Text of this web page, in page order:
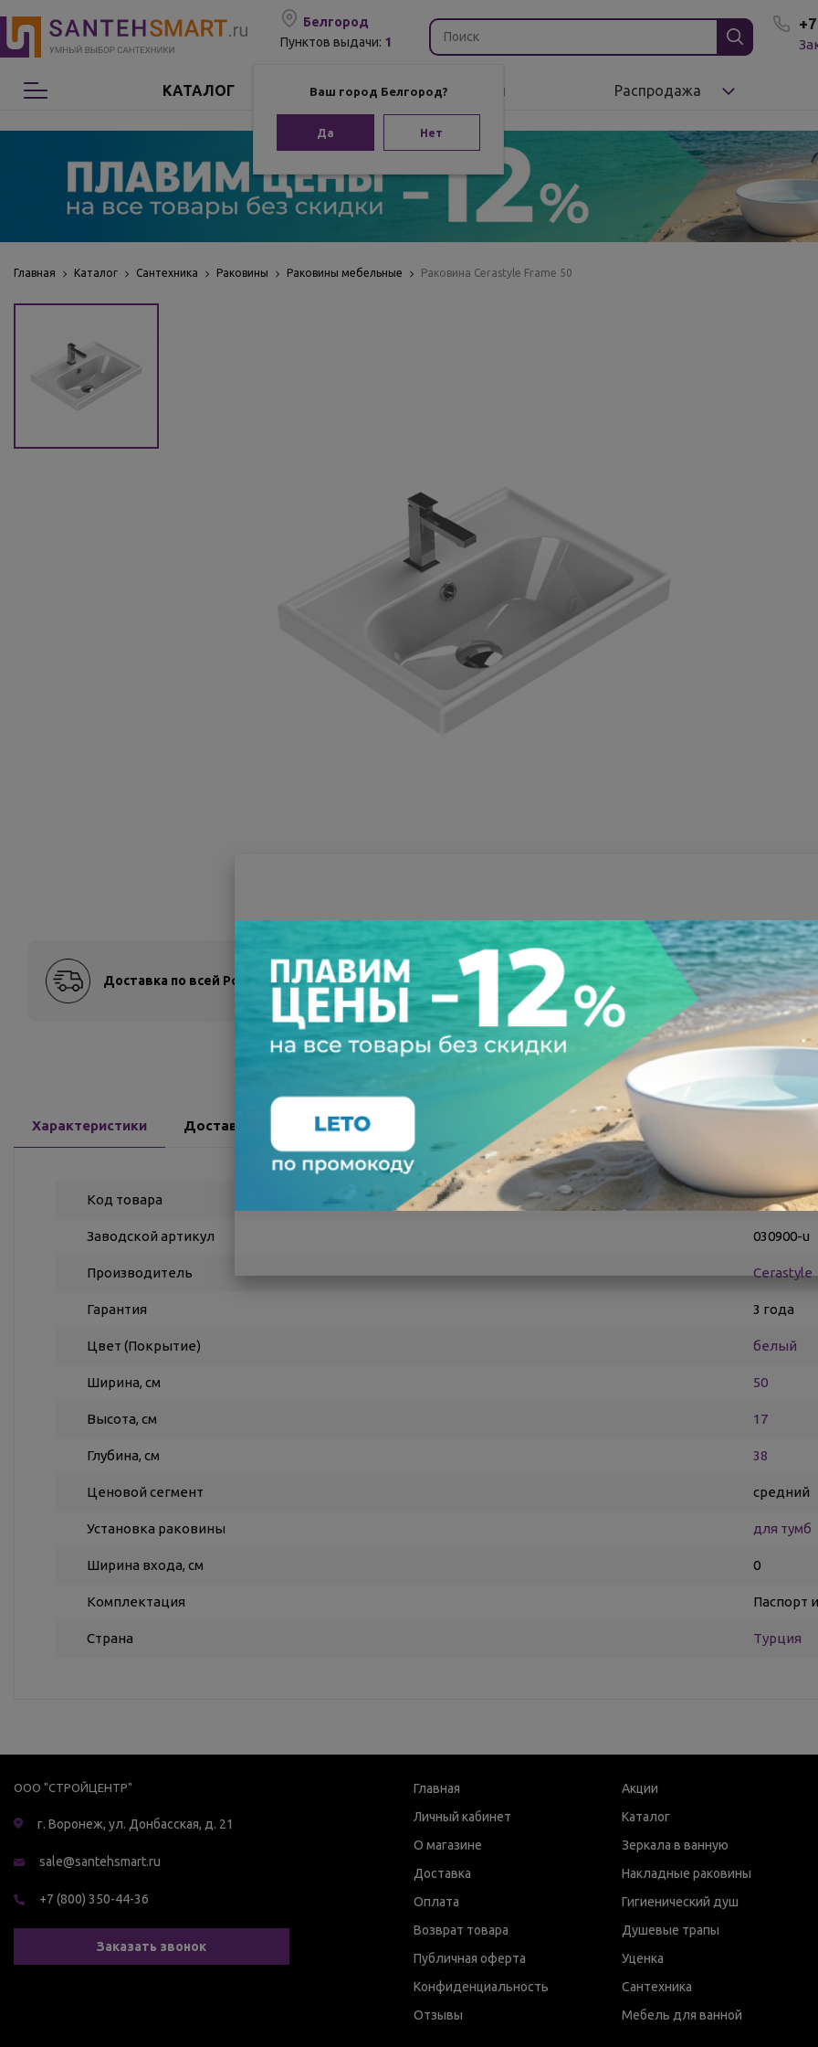
Белгород
Пунктов выдачи: 1
Ваш город Белгород?
Да Нет
КАТАЛОГ
Сантехника
Мебель для ванной
Аксессуары для ванной
Комплектующие
Бренды Распродажа
Главная Каталог Сантехника Раковины Раковины мебельные Раковина Cerastyle Frame 50
Доставка по всей России Оплата после осмотра Всегда низкие цены
Характеристики Доставка Отзывы
Код товара 133503
Заводской артикул 030900-u
Производитель Cerastyle
Гарантия 3 года
Цвет (Покрытие) белый
Ширина, см 50
Высота, см 17
Глубина, см 38
Ценовой сегмент средний
Установка раковины для тумб
Ширина входа, см 0
Комплектация Паспорт
Страна Турция
ООО "СТРОЙЦЕНТР"
г. Воронеж, ул. Донбасская, д. 21
sale@santehsmart.ru
+7 (800) 350-44-36
Заказать звонок
Главная
Личный кабинет
О магазине
Доставка
Оплата
Возврат товара
Публичная оферта
Конфиденциальность
Отзывы
Акции
Каталог
Зеркала в ванную
Накладные раковины
Гигиенический душ
Душевые трапы
Уценка
Сантехника
Мебель для ванной